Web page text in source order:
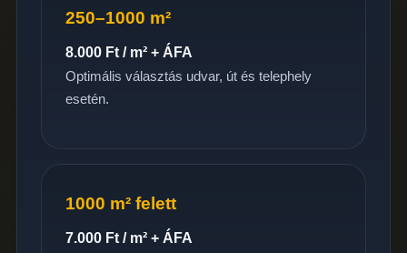
250–1000 m²
8.000 Ft / m² + ÁFA
Optimális választás udvar, út és telephely
esetén.
1000 m² felett
7.000 Ft / m² + ÁFA